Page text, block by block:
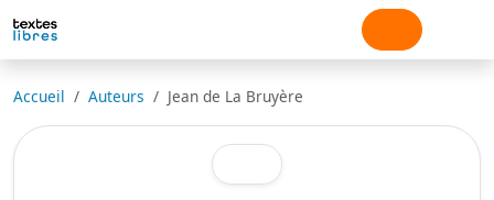
Accueil Auteurs Jean de La Bruyère